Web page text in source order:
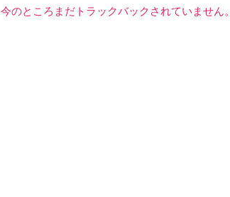
今のところまだトラックバックされていません。